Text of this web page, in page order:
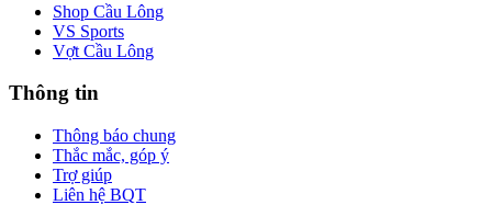
Shop Cầu Lông
VS Sports
Vợt Cầu Lông
Thông tin
Thông báo chung
Thắc mắc, góp ý
Trợ giúp
Liên hệ BQT